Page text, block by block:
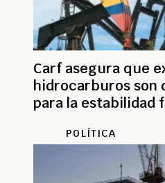
Carf asegura que
hidrocarburos son
para la estabilidad
POLÍTICA